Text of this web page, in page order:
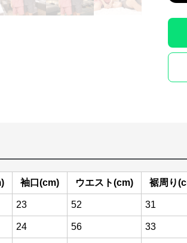
袖口(cm) ウエスト(cm) 裾周り
23 52 31
24 56 33